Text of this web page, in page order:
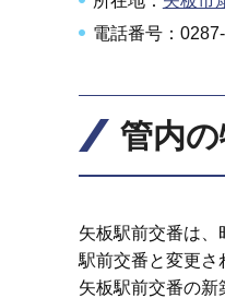
電話番号：
管内
矢板駅前交番は
駅前交番と変更さ
矢板駅前交番の新